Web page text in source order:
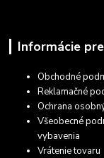
Informácie
Obchodné
Reklamačné
Ochrana
Všeobecné
vybavenia
Vrátenie tovaru